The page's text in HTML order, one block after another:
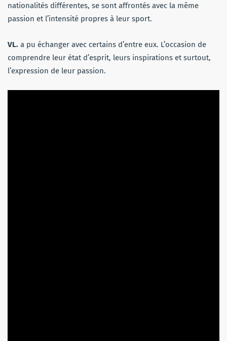
nationalités différentes, se sont affrontés avec la même
passion et l’intensité propres à leur sport.
VL. a pu échanger avec certains d’entre eux. L’occasion de
comprendre leur état d’esprit, leurs inspirations et surtout,
l’expression de leur passion.